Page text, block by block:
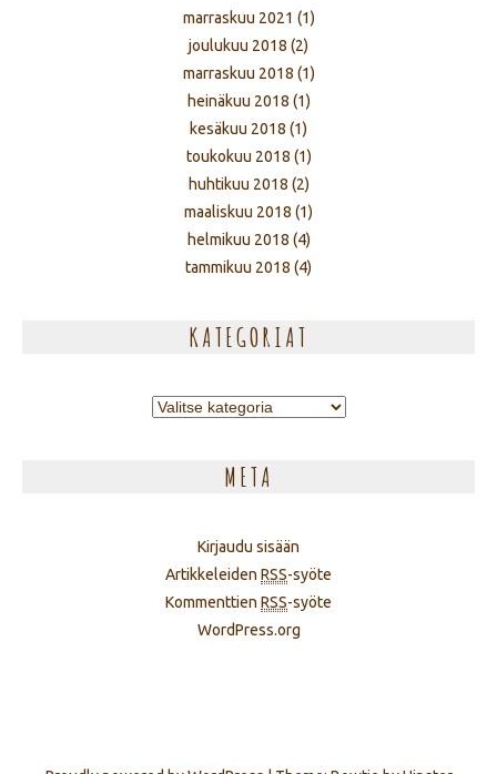
marraskuu 2021 (1)
joulukuu 2018 (2)
marraskuu 2018 (1)
heinäkuu 2018 (1)
kesäkuu 2018 (1)
toukokuu 2018 (1)
huhtikuu 2018 (2)
maaliskuu 2018 (1)
helmikuu 2018 (4)
tammikuu 2018 (4)
KATEGORIAT
Kategoriat
META
Kirjaudu sisään
Artikkeleiden RSS-syöte
Kommenttien RSS-syöte
WordPress.org